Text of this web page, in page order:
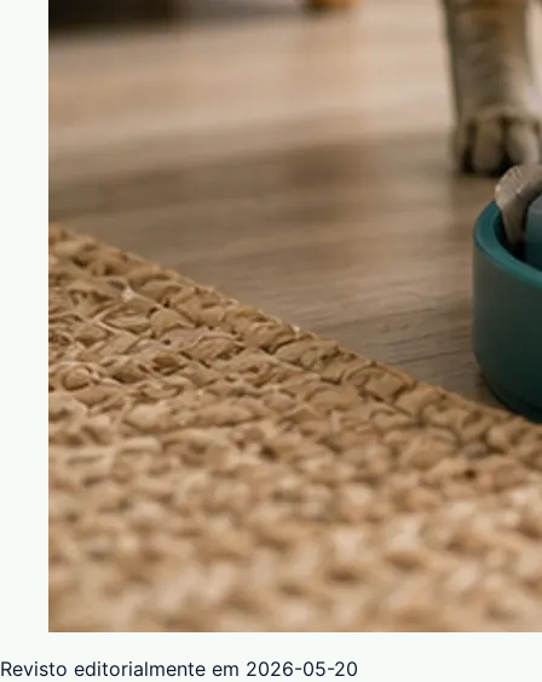
Revisto editorialmente em 2026-05-20